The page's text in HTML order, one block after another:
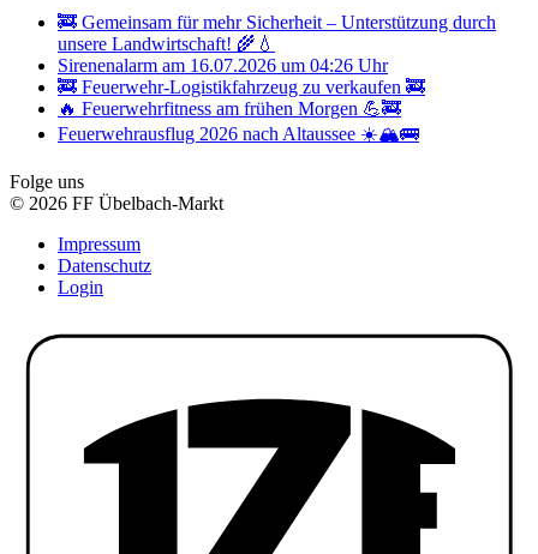
🚒 Gemeinsam für mehr Sicherheit – Unterstützung durch
unsere Landwirtschaft! 🌾💧
Sirenenalarm am 16.07.2026 um 04:26 Uhr
🚒 Feuerwehr-Logistikfahrzeug zu verkaufen 🚒
🔥 Feuerwehrfitness am frühen Morgen 💪🚒
Feuerwehrausflug 2026 nach Altaussee ☀️🏔️🚌
Folge uns
© 2026 FF Übelbach-Markt
Impressum
Datenschutz
Login